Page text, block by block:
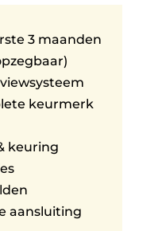
3 maanden
keurmerk
keuring
aansluiting